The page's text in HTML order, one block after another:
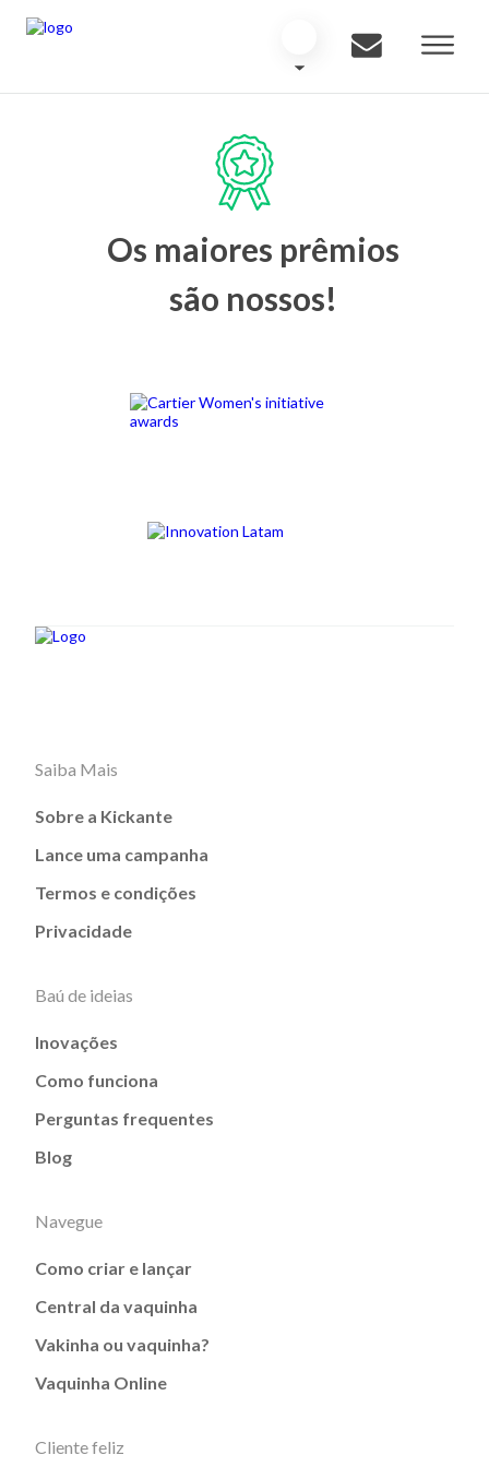
Os maiores prêmios
são nossos!
Saiba Mais
Sobre a Kickante
Lance uma campanha
Termos e condições
Privacidade
Baú de ideias
Inovações
Como funciona
Perguntas frequentes
Blog
Navegue
Como criar e lançar
Central da vaquinha
Vakinha ou vaquinha?
Vaquinha Online
Cliente feliz